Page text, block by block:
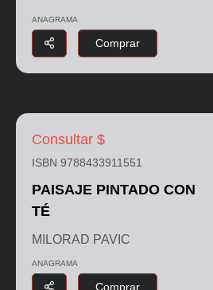
ANAGRAMA
Comprar
Consultar $
ISBN 9788433911551
PAISAJE PINTADO CON
TÉ
MILORAD PAVIC
ANAGRAMA
Comprar